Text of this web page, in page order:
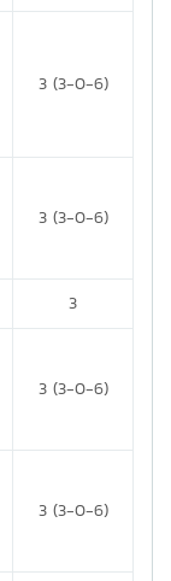
3 (3-0-6)
3 (3-0-6)
3
3 (3-0-6)
3 (3-0-6)